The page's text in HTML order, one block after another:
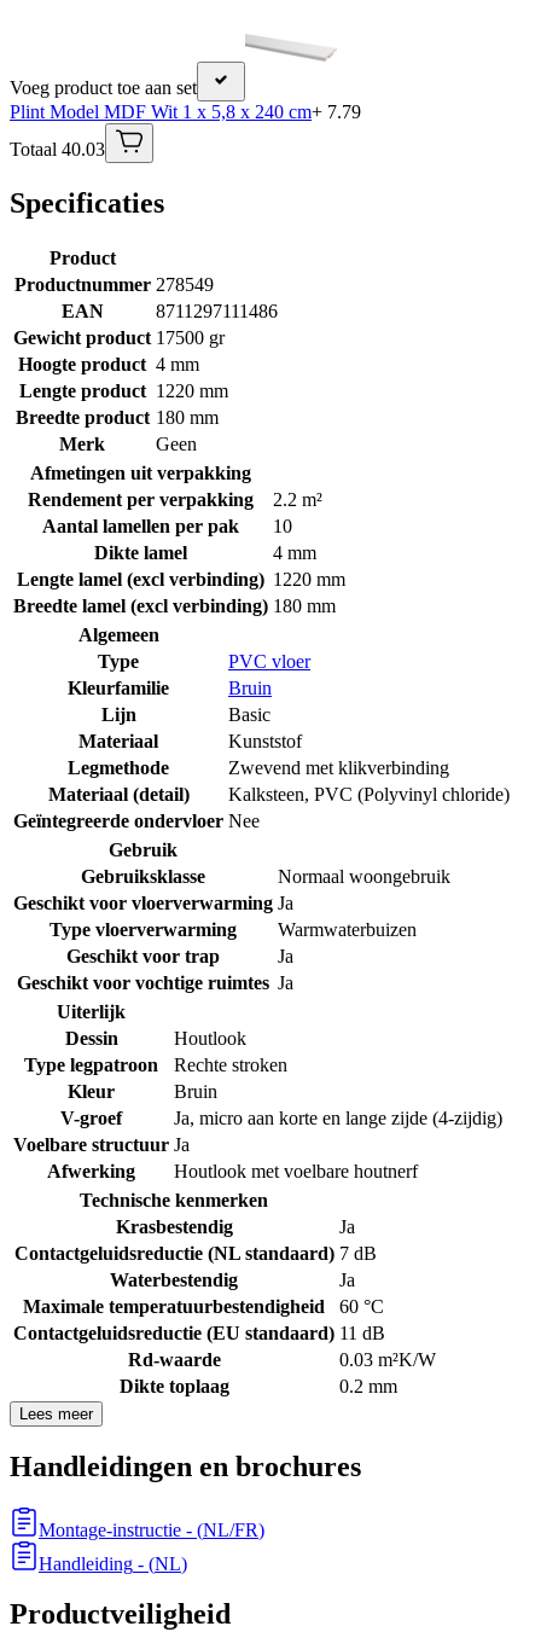
Voeg product toe aan set
Plint Model MDF Wit 1 x 5,8 x 240 cm+ 7.79
Totaal 40.03
Specificaties
Product
Productnummer 278549
EAN
8711297111486
Gewicht product 17500 gr
Hoogte product 4 mm
Lengte product 1220 mm
Breedte product 180 mm
Merk
Geen
Afmetingen uit verpakking
Rendement per verpakking
2.2 m²
Aantal lamellen per pak
10
Dikte lamel
4 mm
Lengte lamel (excl verbinding) 1220 mm
Breedte lamel (excl verbinding) 180 mm
Algemeen
Type
PVC vloer
Kleurfamilie
Bruin
Lijn
Basic
Materiaal
Kunststof
Legmethode
Zwevend met klikverbinding
Materiaal (detail)
Kalksteen, PVC (Polyvinyl chloride)
Geïntegreerde ondervloer Nee
Gebruik
Gebruiksklasse
Normaal woongebruik
Geschikt voor vloerverwarming Ja
Type vloerverwarming
Warmwaterbuizen
Geschikt voor trap
Ja
Geschikt voor vochtige ruimtes Ja
Uiterlijk
Dessin
Houtlook
Type legpatroon
Rechte stroken
Kleur
Bruin
V-groef
Ja, micro aan korte en lange zijde (4-zijdig)
Voelbare structuur Ja
Afwerking
Houtlook met voelbare houtnerf
Technische kenmerken
Krasbestendig
Ja
Contactgeluidsreductie (NL standaard) 7 dB
Waterbestendig
Ja
Maximale temperatuurbestendigheid
60 °C
Contactgeluidsreductie (EU standaard) 11 dB
Rd-waarde
0.03 m²K/W
Dikte toplaag
0.2 mm
Lees meer
Handleidingen en brochures
Montage-instructie - (NL/FR)
Handleiding - (NL)
Productveiligheid